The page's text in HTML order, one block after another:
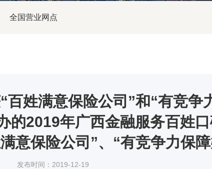
全国营业网点
姓满意保险公司”和“有竞争
2019年广西金融服务百姓口
意保险公司”、“有竞争力保
发布时间：2019-12-19